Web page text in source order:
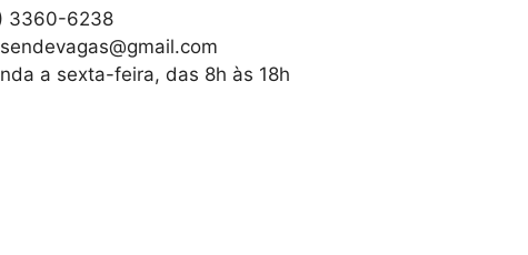
3360-6238
a sexta-feira, das 8h às 18h